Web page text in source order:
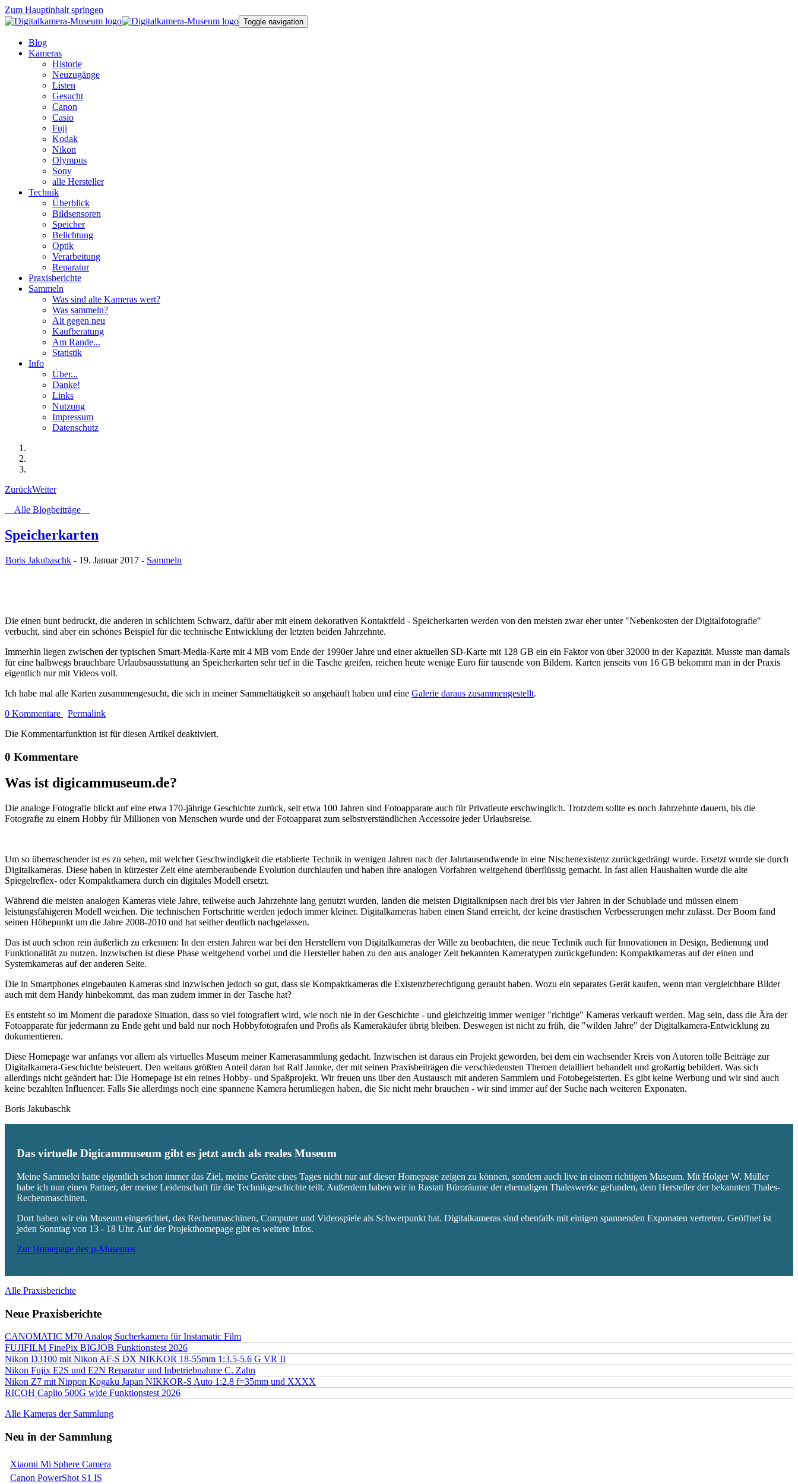
Zum Hauptinhalt springen
Toggle navigation
Blog
Kameras
Historie
Neuzugänge
Listen
Gesucht
Canon
Casio
Fuji
Kodak
Nikon
Olympus
Sony
alle Hersteller
Technik
Überblick
Bildsensoren
Speicher
Belichtung
Optik
Verarbeitung
Reparatur
Praxisberichte
Sammeln
Was sind alte Kameras wert?
Was sammeln?
Alt gegen neu
Kaufberatung
Am Rande...
Statistik
Info
Über...
Danke!
Links
Nutzung
Impressum
Datenschutz
ZurückWeiter
Alle Blogbeiträge
Speicherkarten
Boris Jakubaschk - 19. Januar 2017 - Sammeln
Die einen bunt bedruckt, die anderen in schlichtem Schwarz, dafür aber mit einem dekorativen Kontaktfeld - Speicherkarten werden von den meisten zwar eher unter "Nebenkosten der Digitalfotografie"
verbucht, sind aber ein schönes Beispiel für die technische Entwicklung der letzten beiden Jahrzehnte.
Immerhin liegen zwischen der typischen Smart-Media-Karte mit 4 MB vom Ende der 1990er Jahre und einer aktuellen SD-Karte mit 128 GB ein ein Faktor von über 32000 in der Kapazität. Musste man damals
für eine halbwegs brauchbare Urlaubsausstattung an Speicherkarten sehr tief in die Tasche greifen, reichen heute wenige Euro für tausende von Bildern. Karten jenseits von 16 GB bekommt man in der Praxis
eigentlich nur mit Videos voll.
Ich habe mal alle Karten zusammengesucht, die sich in meiner Sammeltätigkeit so angehäuft haben und eine Galerie daraus zusammengestellt.
0 Kommentare
Permalink
Die Kommentarfunktion ist für diesen Artikel deaktiviert.
0 Kommentare
Was ist digicammuseum.de?
Die analoge Fotografie blickt auf eine etwa 170-jährige Geschichte zurück, seit etwa 100 Jahren sind Fotoapparate auch für Privatleute erschwinglich. Trotzdem sollte es noch Jahrzehnte dauern, bis die
Fotografie zu einem Hobby für Millionen von Menschen wurde und der Fotoapparat zum selbstverständlichen Accessoire jeder Urlaubsreise.
Um so überraschender ist es zu sehen, mit welcher Geschwindigkeit die etablierte Technik in wenigen Jahren nach der Jahrtausendwende in eine Nischenexistenz zurückgedrängt wurde. Ersetzt wurde sie durch
Digitalkameras. Diese haben in kürzester Zeit eine atemberaubende Evolution durchlaufen und haben ihre analogen Vorfahren weitgehend überflüssig gemacht. In fast allen Haushalten wurde die alte
Spiegelreflex- oder Kompaktkamera durch ein digitales Modell ersetzt.
Während die meisten analogen Kameras viele Jahre, teilweise auch Jahrzehnte lang genutzt wurden, landen die meisten Digitalknipsen nach drei bis vier Jahren in der Schublade und müssen einem
leistungsfähigeren Modell weichen. Die technischen Fortschritte werden jedoch immer kleiner. Digitalkameras haben einen Stand erreicht, der keine drastischen Verbesserungen mehr zulässt. Der Boom fand
seinen Höhepunkt um die Jahre 2008-2010 und hat seither deutlich nachgelassen.
Das ist auch schon rein äußerlich zu erkennen: In den ersten Jahren war bei den Herstellern von Digitalkameras der Wille zu beobachten, die neue Technik auch für Innovationen in Design, Bedienung und
Funktionalität zu nutzen. Inzwischen ist diese Phase weitgehend vorbei und die Hersteller haben zu den aus analoger Zeit bekannten Kameratypen zurückgefunden: Kompaktkameras auf der einen und
Systemkameras auf der anderen Seite.
Die in Smartphones eingebauten Kameras sind inzwischen jedoch so gut, dass sie Kompaktkameras die Existenzberechtigung geraubt haben. Wozu ein separates Gerät kaufen, wenn man vergleichbare Bilder
auch mit dem Handy hinbekommt, das man zudem immer in der Tasche hat?
Es entsteht so im Moment die paradoxe Situation, dass so viel fotografiert wird, wie noch nie in der Geschichte - und gleichzeitig immer weniger "richtige" Kameras verkauft werden. Mag sein, dass die Ära der
Fotoapparate für jedermann zu Ende geht und bald nur noch Hobbyfotografen und Profis als Kamerakäufer übrig bleiben. Deswegen ist nicht zu früh, die "wilden Jahre" der Digitalkamera-Entwicklung zu
dokumentieren.
Diese Homepage war anfangs vor allem als virtuelles Museum meiner Kamerasammlung gedacht. Inzwischen ist daraus ein Projekt geworden, bei dem ein wachsender Kreis von Autoren tolle Beiträge zur
Digitalkamera-Geschichte beisteuert. Den weitaus größten Anteil daran hat Ralf Jannke, der mit seinen Praxisbeiträgen die verschiedensten Themen detailliert behandelt und großartig bebildert. Was sich
allerdings nicht geändert hat: Die Homepage ist ein reines Hobby- und Spaßprojekt. Wir freuen uns über den Austausch mit anderen Sammlern und Fotobegeisterten. Es gibt keine Werbung und wir sind auch
keine bezahlten Influencer. Falls Sie allerdings noch eine spannene Kamera herumliegen haben, die Sie nicht mehr brauchen - wir sind immer auf der Suche nach weiteren Exponaten.
Boris Jakubaschk
Das virtuelle Digicammuseum gibt es jetzt auch als reales Museum
Meine Sammelei hatte eigentlich schon immer das Ziel, meine Geräte eines Tages nicht nur auf dieser Homepage zeigen zu können, sondern auch live in einem richtigen Museum. Mit Holger W. Müller
habe ich nun einen Partner, der meine Leidenschaft für die Technikgeschichte teilt. Außerdem haben wir in Rastatt Büroräume der ehemaligen Thaleswerke gefunden, dem Hersteller der bekannten Thales-
Rechenmaschinen.
Dort haben wir ein Museum eingerichtet, das Rechenmaschinen, Computer und Videospiele als Schwerpunkt hat. Digitalkameras sind ebenfalls mit einigen spannenden Exponaten vertreten. Geöffnet ist
jeden Sonntag von 13 - 18 Uhr. Auf der Projekthomepage gibt es weitere Infos.
Zur Homepage des µ-Museums
Alle Praxisberichte
Neue Praxisberichte
CANOMATIC M70 Analog Sucherkamera für Instamatic Film
FUJIFILM FinePix BIGJOB Funktionstest 2026
Nikon D3100 mit Nikon AF-S DX NIKKOR 18-55mm 1:3.5-5.6 G VR II
Nikon Fujix E2S und E2N Reparatur und Inbetriebnahme C. Zahn
Nikon Z7 mit Nippon Kogaku Japan NIKKOR-S Auto 1:2.8 f=35mm und XXXX
RICOH Caplio 500G wide Funktionstest 2026
Alle Kameras der Sammlung
Neu in der Sammlung
Xiaomi Mi Sphere Camera
Canon PowerShot S1 IS